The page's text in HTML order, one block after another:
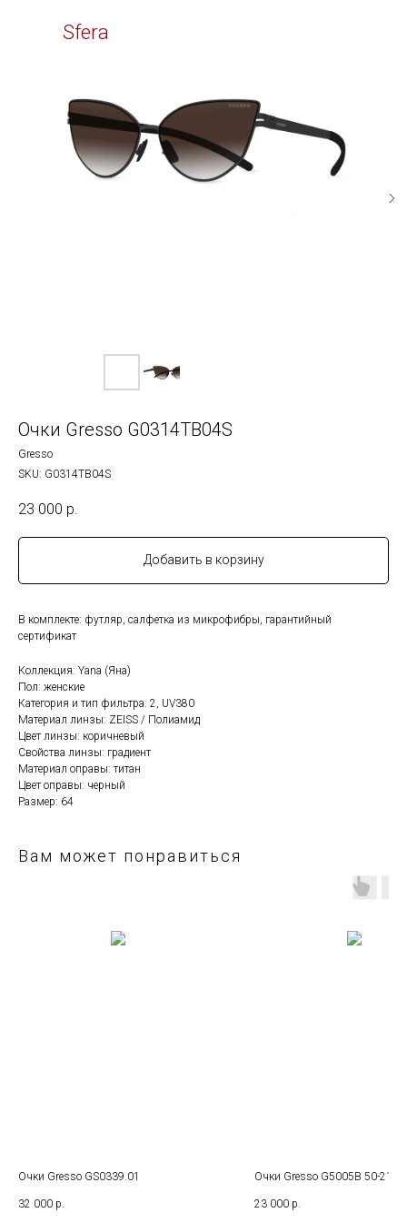
Sfera
Очки Gresso G0314TB04S
Gresso
SKU: G0314TB04S
23 000 р.
Добавить в корзину
В комплекте: футляр, салфетка из микрофибры, гарантийный
сертификат
Коллекция: Yana (Яна)
Пол: женские
Категория и тип фильтра: 2, UV380
Материал линзы: ZEISS / Полиамид
Цвет линзы: коричневый
Cвойства линзы: градиент
Материал оправы: титан
Цвет оправы: черный
Размер: 64
Вам может понравиться
Очки Gresso GS0339.01
32 000 р.
Очки Gresso G5005B 50-21
23 000 р.